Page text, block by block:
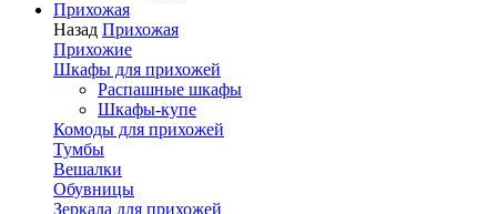
Прихожая
Назад Прихожая
Прихожие
Шкафы для прихожей
Распашные шкафы
Шкафы-купе
Комоды для прихожей
Тумбы
Вешалки
Обувницы
Зеркала для прихожей